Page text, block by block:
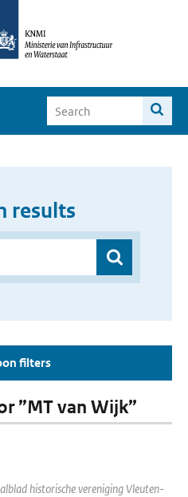
results
filters
”MT van Wijk”
historische vereniging Vleuten-